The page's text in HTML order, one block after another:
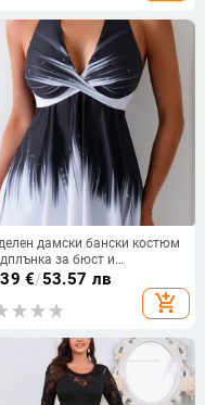
дамски бански костюм
за бюст и
принт, полиестер,
€/53.57 лв
add_shopping_cart